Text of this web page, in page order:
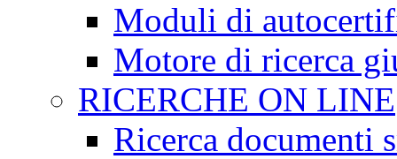
Moduli di
Motore di ricerca
RICERCHE ON LINE
Ricerca documenti